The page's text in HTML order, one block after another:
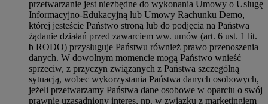
przetwarzanie jest niezbędne do wykonania Umowy o Usługę
Informacyjno-Edukacyjną lub Umowy Rachunku Demo,
której jesteście Państwo stroną lub do podjęcia na Państwa
żądanie działań przed zawarciem ww. umów (art. 6 ust. 1 lit.
b RODO) przysługuje Państwu również prawo przenoszenia
danych. W dowolnym momencie mogą Państwo wnieść
sprzeciw, z przyczyn związanych z Państwa szczególną
sytuacją, wobec wykorzystania Państwa danych osobowych,
jeżeli przetwarzamy Państwa dane osobowe w oparciu o swój
prawnie uzasadniony interes, np. w związku z marketingiem